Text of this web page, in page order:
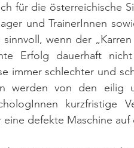
für die österreichische
und TrainerInnen
sinnvoll, wenn der
Erfolg dauerhaft
immer schlechter und
werden von den eilig
kurzfristige
eine defekte Maschine auf